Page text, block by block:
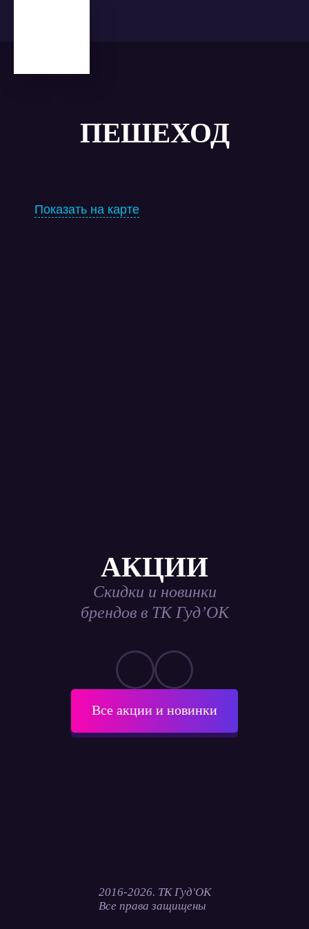
ПЕШЕХОД
Показать на карте
АКЦИИ
Скидки и новинки
брендов в ТК Гуд’ОК
Все акции и новинки
2016-2026. ТК Гуд'ОК
Все права защищены